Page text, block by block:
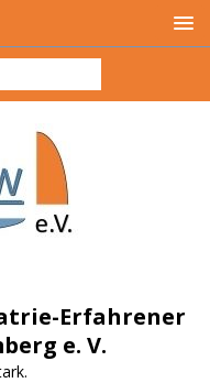
Erfahrener
e. V.